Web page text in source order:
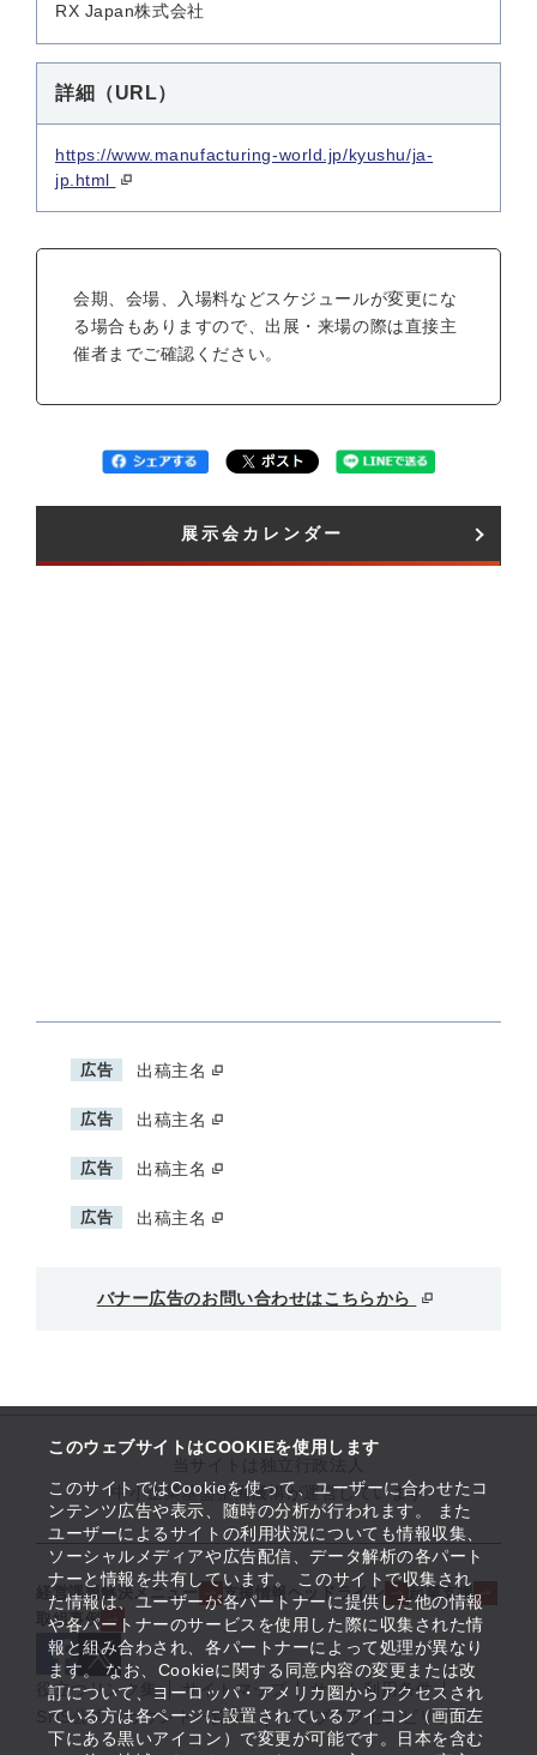
このウェブサイトはCOOKIEを使用します
このサイトではCookieを使って、ユーザーに合わせたコ
ンテンツ広告や表示、随時の分析が行われます。 また
ユーザーによるサイトの利用状況についても情報収集、
ソーシャルメディアや広告配信、データ解析の各パート
ナーと情報を共有しています。 このサイトで収集され
た情報は、ユーザーが各パートナーに提供した他の情報
や各パートナーのサービスを使用した際に収集された情
報と組み合わされ、各パートナーによって処理が異なり
ます。 なお、Cookieに関する同意内容の変更または改
訂について、ヨーロッパ・アメリカ圏からアクセスされ
ている方は各ページに設置されているアイコン（画面左
下にある黒いアイコン）で変更が可能です。日本を含む
RX Japan株式会社
詳細（URL）
https://www.manufacturing-world.jp/kyushu/ja-
jp.html
会期、会場、入場料などスケジュールが変更にな
る場合もありますので、出展・来場の際は直接主
催者までご確認ください。
展示会カレンダー​
広告 出稿主名
広告 出稿主名
広告 出稿主名
広告 出稿主名
バナー広告のお問い合わせはこちらから
中小企業基盤整備機構が運営しています
経営課題解決メニュー 支援情報ヘッドライン
起業支援
取組事例
役立つリンク集 サイトマップ
サイト利用条件
SNS公式アカウント一覧
ウェブアクセシビリティ